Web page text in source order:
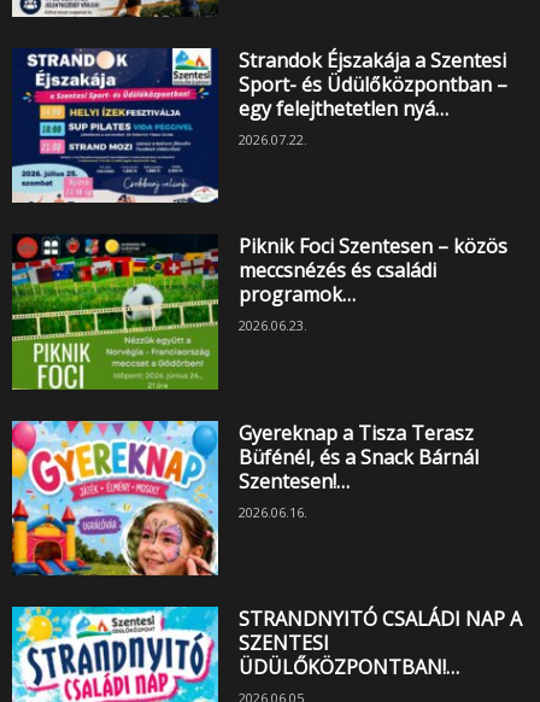
Strandok Éjszakája a Szentesi
Sport- és Üdülőközpontban –
egy felejthetetlen nyá…
2026.07.22.
Piknik Foci Szentesen – közös
meccsnézés és családi
programok…
2026.06.23.
Gyereknap a Tisza Terasz
Büfénél, és a Snack Bárnál
Szentesen!…
2026.06.16.
STRANDNYITÓ CSALÁDI NAP A
SZENTESI
ÜDÜLŐKÖZPONTBAN!…
2026.06.05.